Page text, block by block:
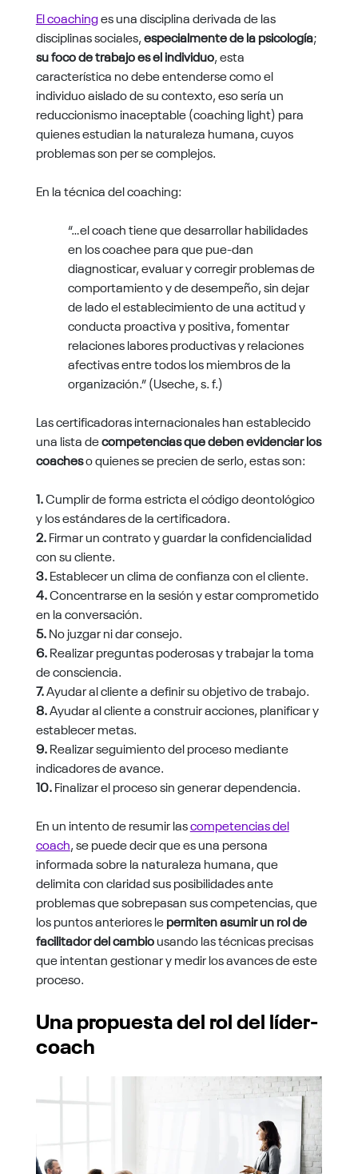
El coachinges una disciplina derivada de las
disciplinas sociales,especialmente de la psicología;
su foco de trabajo es el individuo, esta
característica no debe entenderse como el
individuo aislado de su contexto, eso sería un
reduccionismo inaceptable (coaching light) para
quienes estudian la naturaleza humana, cuyos
problemas son per se complejos.
En la técnica del coaching:
“…el coach tiene que desarrollar habilidades
en los coachee para que pue-dan
diagnosticar, evaluar y corregir problemas de
comportamiento y de desempeño, sin dejar
de lado el establecimiento de una actitud y
conducta proactiva y positiva, fomentar
relaciones labores productivas y relaciones
afectivas entre todos los miembros de la
organización.” (Useche, s. f.)
Las certificadoras internacionales han establecido
una lista decompetencias que deben evidenciar los
coacheso quienes se precien de serlo, estas son:
1.Cumplir de forma estricta el código deontológico
y los estándares de la certificadora.
2.Firmar un contrato y guardar la confidencialidad
con su cliente.
3.Establecer un clima de confianza con el cliente.
4.Concentrarse en la sesión y estar comprometido
en la conversación.
5.No juzgar ni dar consejo.
6.Realizar preguntas poderosas y trabajar la toma
de consciencia.
7.Ayudar al cliente a definir su objetivo de trabajo.
8.Ayudar al cliente a construir acciones, planificar y
establecer metas.
9.Realizar seguimiento del proceso mediante
indicadores de avance.
10.Finalizar el proceso sin generar dependencia.
En un intento de resumir lascompetencias del
coach, se puede decir que es una persona
informada sobre la naturaleza humana, que
delimita con claridad sus posibilidades ante
problemas que sobrepasan sus competencias, que
los puntos anteriores lepermiten asumir un rol de
facilitador del cambiousando las técnicas precisas
que intentan gestionar y medir los avances de este
proceso.
Una propuesta del rol del líder-
coach